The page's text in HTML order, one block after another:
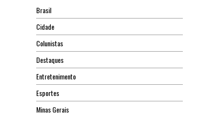
Brasil
Cidade
Colunistas
Destaques
Entretenimento
Esportes
Minas Gerais